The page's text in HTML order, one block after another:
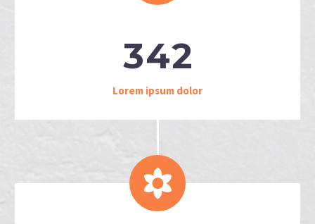
342
Lorem ipsum dolor

